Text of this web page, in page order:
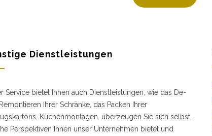
Dienstleistungen
Service bietet Ihnen auch Dienstleistungen, wie das De-
Ihrer Schränke, das Packen Ihrer
Küchenmontagen. überzeugen Sie sich selbst,
Perspektiven Ihnen unser Unternehmen bietet und